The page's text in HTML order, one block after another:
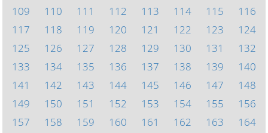
109
110 111 112 113 114 115
116
117
118 119 120 121 122 123
124
125
126 127 128 129 130 131
132
133
134 135 136 137 138 139
140
141
142 143 144 145 146 147
148
149
150 151 152 153 154 155
156
157
158 159 160 161 162 163
164